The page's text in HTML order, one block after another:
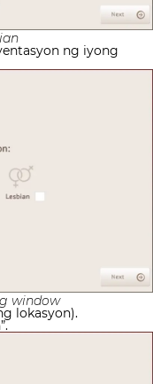
ng iyong
window
lokasyon).